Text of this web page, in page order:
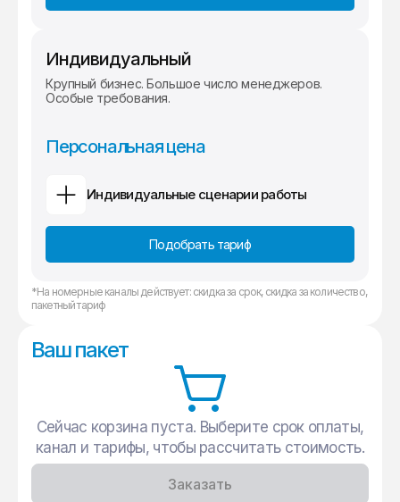
Индивидуальный
Крупный бизнес. Большое число менеджеров.
Особые требования.
Персональная цена
Индивидуальные сценарии работы
Подобрать тариф
*На номерные каналы действует: скидка за срок, скидка за количество,
пакетный тариф
Ваш пакет
Сейчас корзина пуста. Выберите срок оплаты,
канал и тарифы, чтобы рассчитать стоимость.
Заказать